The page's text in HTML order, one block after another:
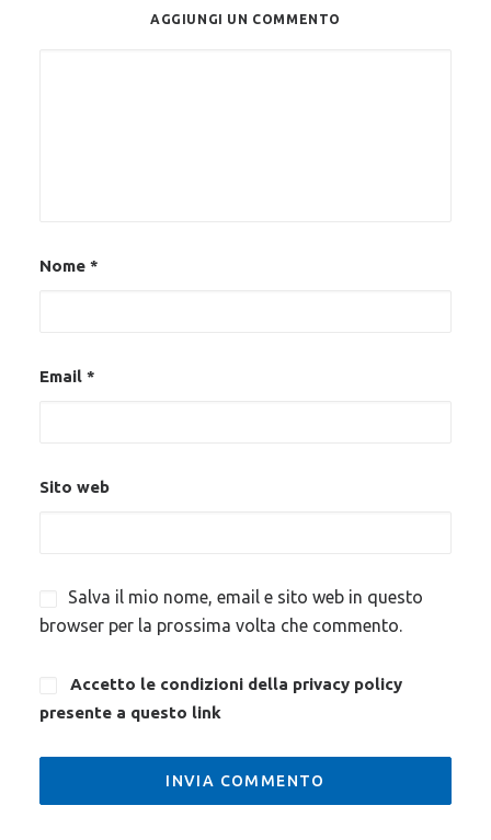
AGGIUNGI UN COMMENTO
Nome *
Email *
Sito web
Salva il mio nome, email e sito web in questo
browser per la prossima volta che commento.
Accetto le condizioni della privacy policy
presente a questo link